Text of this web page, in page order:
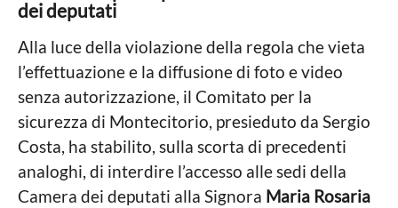
dei deputati
Alla luce della violazione della regola che vieta
l’effettuazione e la diffusione di foto e video
senza autorizzazione, il Comitato per la
sicurezza di Montecitorio, presieduto da Sergio
Costa, ha stabilito, sulla scorta di precedenti
analoghi, di interdire l’accesso alle sedi della
Camera dei deputati alla Signora Maria Rosaria